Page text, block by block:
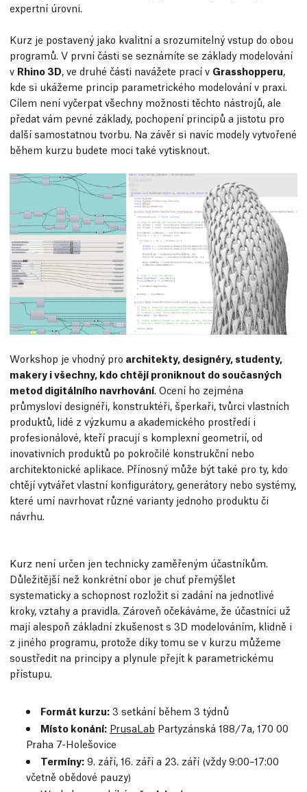
expertní úrovni.
Kurz je postavený jako kvalitní a srozumitelný vstup do obou
programů. V první části se seznámíte se základy modelování
v Rhino 3D, ve druhé části navážete prací v Grasshopperu,
kde si ukážeme princip parametrického modelování v praxi.
Cílem není vyčerpat všechny možnosti těchto nástrojů, ale
předat vám pevné základy, pochopení principů a jistotu pro
další samostatnou tvorbu. Na závěr si navíc modely vytvořené
během kurzu budete moci také vytisknout.
Workshop je vhodný pro architekty, designéry, studenty,
makery i všechny, kdo chtějí proniknout do současných
metod digitálního navrhování . Ocení ho zejména
průmysloví designéři, konstruktéři, šperkaři, tvůrci vlastních
produktů, lidé z výzkumu a akademického prostředí i
profesionálové, kteří pracují s komplexní geometrií, od
inovativních produktů po pokročilé konstrukční nebo
architektonické aplikace. Přínosný může být také pro ty, kdo
chtějí vytvářet vlastní konfigurátory, generátory nebo systémy,
které umí navrhovat různé varianty jednoho produktu či
návrhu.
Kurz není určen jen technicky zaměřeným účastníkům.
Důležitější než konkrétní obor je chuť přemýšlet
systematicky a schopnost rozložit si zadání na jednotlivé
kroky, vztahy a pravidla. Zároveň očekáváme, že účastníci už
mají alespoň základní zkušenost s 3D modelováním, klidně i
z jiného programu, protože díky tomu se v kurzu můžeme
soustředit na principy a plynule přejít k parametrickému
přístupu.
Formát kurzu: 3 setkání během 3 týdnů
Místo konání: PrusaLab Partyzánská 188/7a, 170 00
Praha 7-Holešovice
Termíny: 9. září, 16. září a 23. září (vždy 9:00–17:00
včetně obědové pauzy)